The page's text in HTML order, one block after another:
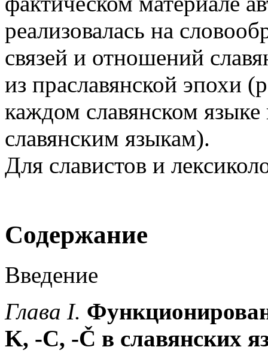
реализовалась на
связей и отношений
из праславянской эпохи
каждом славянском
славянским языкам).
Для славистов и
Содержание
Введение
Глава I.
K, -C, -Č в славянских